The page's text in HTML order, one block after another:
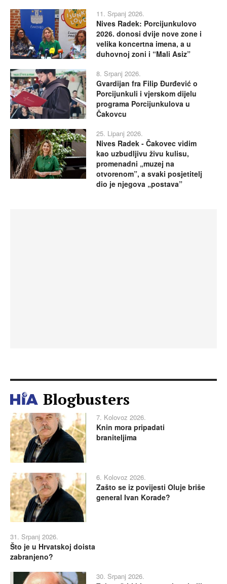
11. Srpanj 2026.
Nives Radek: Porcijunkulovo
2026. donosi dvije nove zone i
velika koncertna imena, a u
duhovnoj zoni i “Mali Asiz”
8. Srpanj 2026.
Gvardijan fra Filip Đurđević o
Porcijunkuli i vjerskom dijelu
programa Porcijunkulova u
Čakovcu
25. Lipanj 2026.
Nives Radek - Čakovec vidim
kao uzbudljivu živu kulisu,
promenadni „muzej na
otvorenom”, a svaki posjetitelj
dio je njegova „postava”
Blogbusters
7. Kolovoz 2026.
Knin mora pripadati
braniteljima
6. Kolovoz 2026.
Zašto se iz povijesti Oluje briše
general Ivan Korade?
31. Srpanj 2026.
Što je u Hrvatskoj doista
zabranjeno?
30. Srpanj 2026.